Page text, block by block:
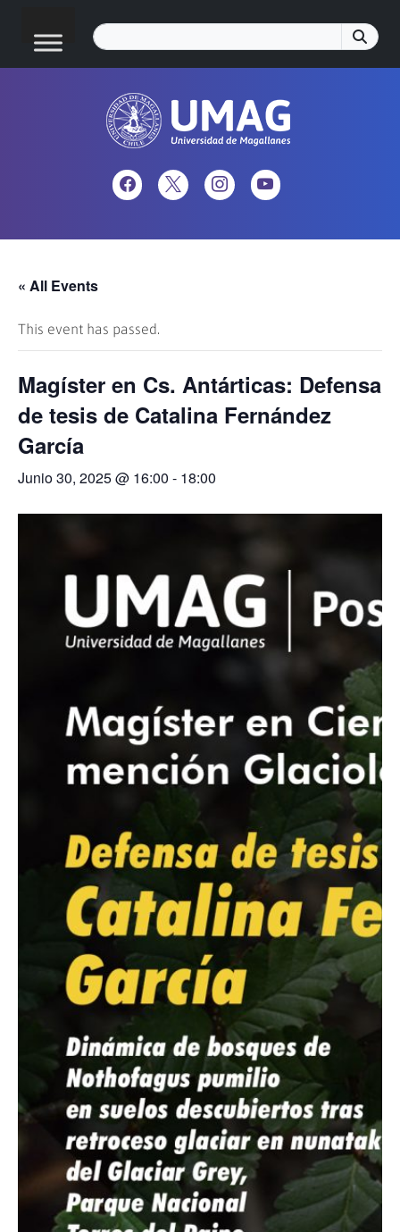
« All Events
This event has passed.
Magíster en Cs. Antárticas: Defensa
de tesis de Catalina Fernández
García
Junio 30, 2025 @ 16:00 - 18:00